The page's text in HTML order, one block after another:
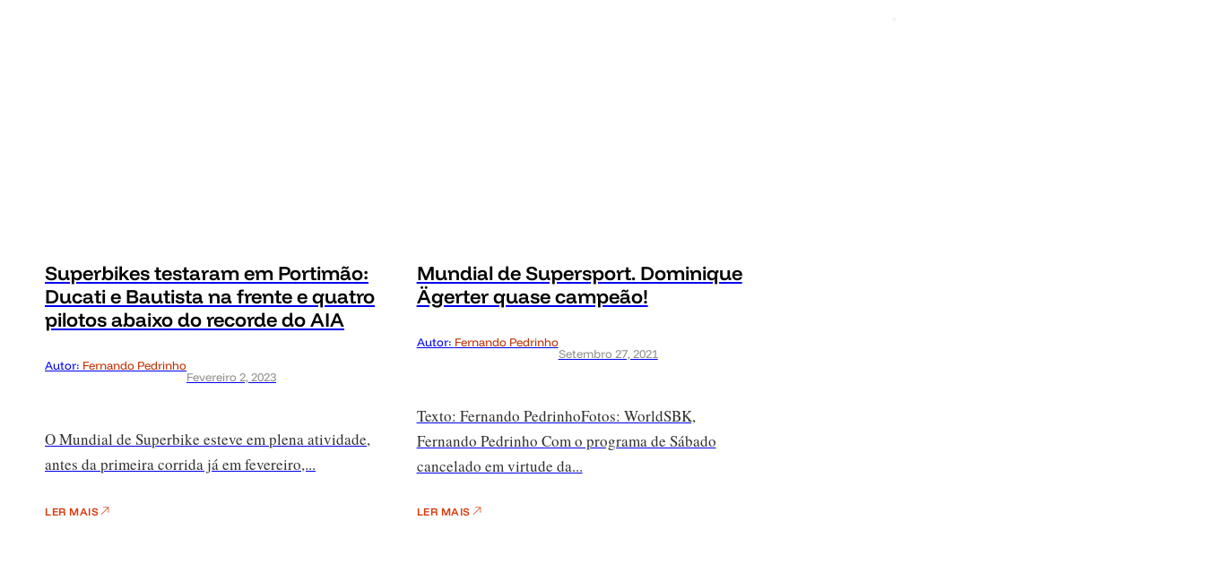
Superbikes testaram em Portimão:
Ducati e Bautista na frente e quatro
pilotos abaixo do recorde do AIA
Autor: Fernando Pedrinho
Fevereiro 2, 2023
O Mundial de Superbike esteve em plena atividade,
antes da primeira corrida já em fevereiro,...
LER MAIS
Mundial de Supersport. Dominique
Ägerter quase campeão!
Autor: Fernando Pedrinho
Setembro 27, 2021
Texto: Fernando PedrinhoFotos: WorldSBK,
Fernando Pedrinho Com o programa de Sábado
cancelado em virtude da...
LER MAIS